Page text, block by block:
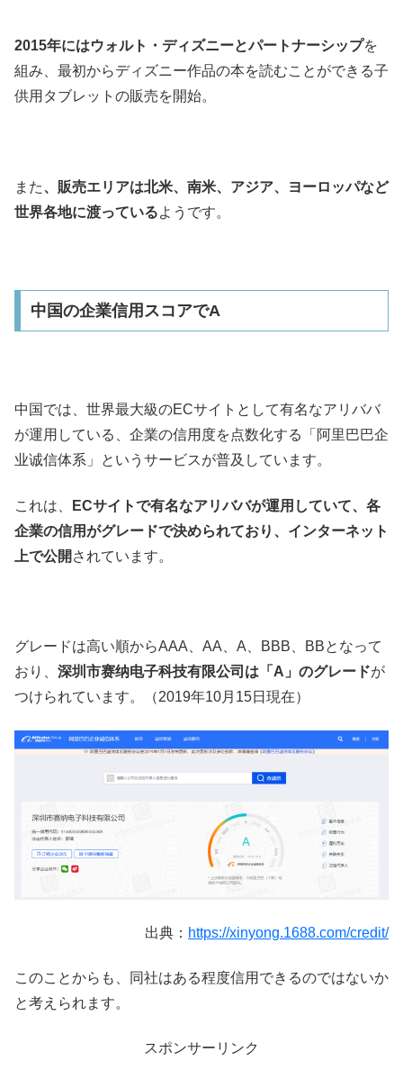
2015年にはウォルト・ディズニーとパートナーシップを
組み、最初からディズニー作品の本を読むことができる子
供用タブレットの販売を開始。
また、販売エリアは北米、南米、アジア、ヨーロッパなど
世界各地に渡っているようです。
中国の企業信用スコアでA
中国では、世界最大級のECサイトとして有名なアリババ
が運用している、企業の信用度を点数化する「阿里巴巴企
业诚信体系」というサービスが普及しています。
これは、
ECサイトで有名なアリババが運用していて、各
企業の信用がグレードで決められており、インターネット
上で公開 されています。
グレードは高い順からAAA、AA、A、BBB、BBとなって
おり、 深圳市赛纳电子科技有限公司は「A」のグレードが
つけられています。（2019年10月15日現在）
出典： https://xinyong.1688.com/credit/
このことからも、同社はある程度信用できるのではないか
と考えられます。
スポンサーリンク